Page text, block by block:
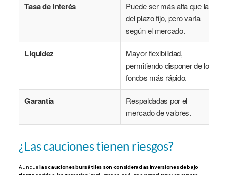
Tasa de interés
Puede ser más alta que la
del plazo fijo, pero varía
según el mercado.
Liquidez
Mayor flexibilidad,
permitiendo disponer de los
fondos más rápido.
Garantía
Respaldadas por el
mercado de valores.
¿Las cauciones tienen riesgos?
Aunquelas cauciones bursátiles son consideradas inversiones de bajo